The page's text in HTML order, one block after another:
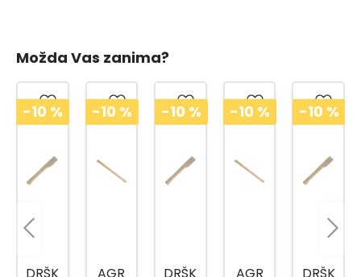
Možda Vas zanima?
-10
AGR
-10
DRŠK
-10
AGR
-10
DRŠK
-10
DRŠK